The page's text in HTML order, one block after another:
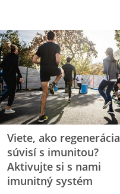
Viete, ako regenerácia
súvisí s imunitou?
Aktivujte si s nami
imunitný systém